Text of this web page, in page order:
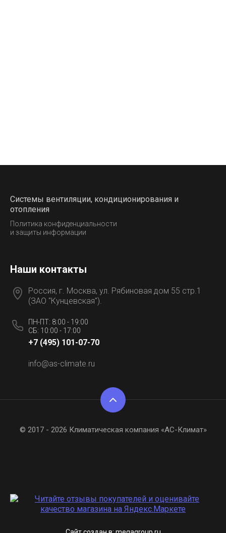
Системы вентиляции, кондиционирования и
отопления
Политика конфиденциальности
и защиты информации
Наши контакты
Россия, г. Москва, ул. Рябиновая дом 55 стр.1
(ЗАО "Кунцевская").
ПН-ПТ: 8:00 - 19:00
СБ: 10:00 - 17:00
+7 (495) 101-07-70
info@as-climate.ru
© 2017 - 2026 Климатическая компания «АС-Климат»